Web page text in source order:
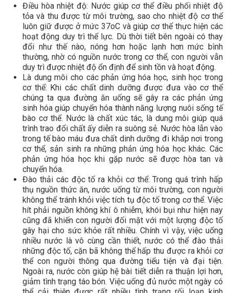
Điều hòa nhiệt độ: Nước giúp cơ thể điều phối nhiệt độ
tỏa và thu được từ môi trường, sao cho nhiệt độ cơ thể
luôn giữ được ở mức 37oC và giúp cơ thể thực hiện các
hoạt động duy trì thể lực. Dù thời tiết bên ngoài có thay
đổi như thế nào, nóng hơn hoặc lạnh hơn mức bình
thường, nhờ có nguồn nước trong cơ thể, con người vẫn
duy trì được nhiệt độ ổn định để sinh tồn và hoạt động.
Là dung môi cho các phản ứng hóa học, sinh học trong
cơ thể: Khi các chất dinh dưỡng được đưa vào cơ thể
chúng ta qua đường ăn uống sẽ gây ra các phản ứng
sinh hóa giúp chuyển hóa thành năng lượng nuôi sống tế
bào cơ thể. Nước là chất xúc tác, là dung môi giúp quá
trình trao đổi chất ấy diễn ra suông sẻ. Nước hòa lẫn vào
trong tế bào máu đưa chất dinh dưỡng đi khắp nơi trong
cơ thể, sản sinh ra những phản ứng hóa học khác. Các
phản ứng hóa học khi gặp nước sẽ được hòa tan và
chuyển hóa.
Đào thải các độc tố ra khỏi cơ thể: Trong quá trình hấp
thụ nguồn thức ăn, nước uống từ môi trường, con người
không thể tránh khỏi việc tích tụ độc tố trong cơ thể. Việc
hít phải nguồn không khí ô nhiễm, khói bụi như hiện nay
cũng đã khiến con người đối mặt với một lượng độc tố
gây hại cho sức khỏe rất nhiều. Chính vì vậy, việc uống
nhiều nước là vô cùng cần thiết, nước có thể đào thải
những độc tố, cặn bã không thể hấp thu được ra khỏi cơ
thể con người thông qua đường tiểu tiện và đại tiện.
Ngoài ra, nước còn giúp hệ bài tiết diễn ra thuận lợi hơn,
giảm tình trạng táo bón. Việc uống đủ nước một ngày có